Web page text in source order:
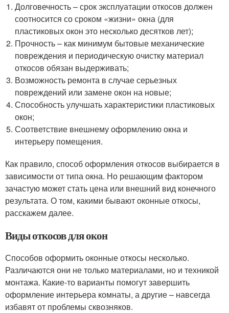
Долговечность – срок эксплуатации откосов должен
соотносится со сроком «жизни» окна (для
пластиковых окон это несколько десятков лет);
Прочность – как минимум бытовые механические
повреждения и периодическую очистку материал
откосов обязан выдерживать;
Возможность ремонта в случае серьезных
повреждений или замене окон на новые;
Способность улучшать характеристики пластиковых
окон;
Соответствие внешнему оформлению окна и
интерьеру помещения.
Как правило, способ оформления откосов выбирается в
зависимости от типа окна. Но решающим фактором
зачастую может стать цена или внешний вид конечного
результата. О том, какими бывают оконные откосы,
расскажем далее.
Виды откосов для окон
Способов оформить оконные откосы несколько.
Различаются они не только материалами, но и техникой
монтажа. Какие-то варианты помогут завершить
оформление интерьера комнаты, а другие – навсегда
избавят от проблемы сквозняков.